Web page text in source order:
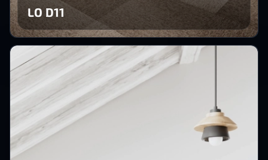
LO D11